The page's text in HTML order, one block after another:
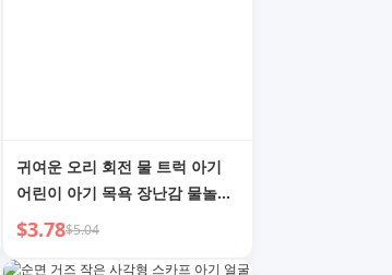
귀여운 오리 회전 물 트럭 아기
어린이 아기 목욕 장난감 물놀이
남아 여아 회전 테이블 물 분사
욕실 장난감
$3.78$5.04